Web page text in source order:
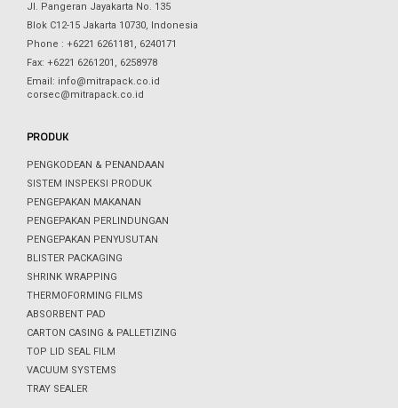
Jl. Pangeran Jayakarta No. 135
Blok C12-15 Jakarta 10730, Indonesia
Phone : +6221 6261181, 6240171
Fax: +6221 6261201, 6258978
Email: info@mitrapack.co.id
corsec@mitrapack.co.id
PRODUK
PENGKODEAN & PENANDAAN
SISTEM INSPEKSI PRODUK
PENGEPAKAN MAKANAN
PENGEPAKAN PERLINDUNGAN
PENGEPAKAN PENYUSUTAN
BLISTER PACKAGING
SHRINK WRAPPING
THERMOFORMING FILMS
ABSORBENT PAD
CARTON CASING & PALLETIZING
TOP LID SEAL FILM
VACUUM SYSTEMS
TRAY SEALER